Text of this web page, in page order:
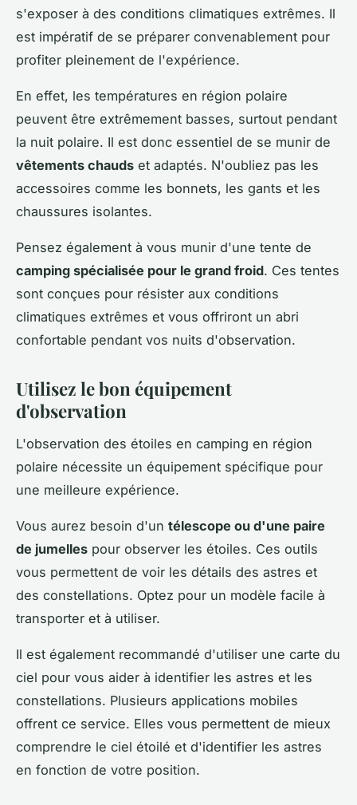
s'exposer à des conditions climatiques extrêmes. Il
est impératif de se préparer convenablement pour
profiter pleinement de l'expérience.
En effet, les températures en région polaire
peuvent être extrêmement basses, surtout pendant
la nuit polaire. Il est donc essentiel de se munir de
vêtements chauds et adaptés. N'oubliez pas les
accessoires comme les bonnets, les gants et les
chaussures isolantes.
Pensez également à vous munir d'une tente de
camping spécialisée pour le grand froid. Ces tentes
sont conçues pour résister aux conditions
climatiques extrêmes et vous offriront un abri
confortable pendant vos nuits d'observation.
Utilisez le bon équipement
d'observation
L'observation des étoiles en camping en région
polaire nécessite un équipement spécifique pour
une meilleure expérience.
Vous aurez besoin d'un télescope ou d'une paire
de jumelles pour observer les étoiles. Ces outils
vous permettent de voir les détails des astres et
des constellations. Optez pour un modèle facile à
transporter et à utiliser.
Il est également recommandé d'utiliser une carte du
ciel pour vous aider à identifier les astres et les
constellations. Plusieurs applications mobiles
offrent ce service. Elles vous permettent de mieux
comprendre le ciel étoilé et d'identifier les astres
en fonction de votre position.